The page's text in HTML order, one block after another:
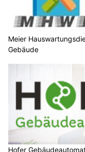
Meier
Gebäude
Hofer